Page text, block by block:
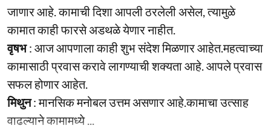
जाणार आहे. कामाची दिशा आपली ठरलेली असेल, त्यामुळे
कामात काही फारसे अडथळे येणार नाहीत.
वृषभ: आज आपणाला काही शुभ संदेश मिळणार आहेत.महत्वाच्या
कामासाठी प्रवास करावे लागण्याची शक्यता आहे. आपले प्रवास
सफल होणार आहेत.
मिथुन: मानसिक मनोबल उत्तम असणार आहे.कामाचा उत्साह
वाढल्याने कामामध्ये ...